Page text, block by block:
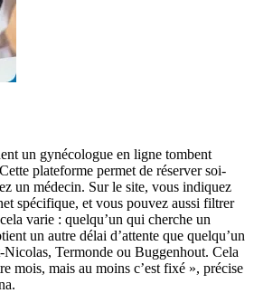
un gynécologue en ligne tombent
plateforme permet de réserver soi-
un médecin. Sur le site, vous indiquez
spécifique, et vous pouvez aussi filtrer
varie : quelqu’un qui cherche un
un autre délai d’attente que quelqu’un
Nicolas, Termonde ou Buggenhout. Cela
mois, mais au moins c’est fixé », précise